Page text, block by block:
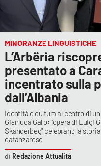
MINORANZE LINGUISTICHE
L’Arbëria
presentato a
incentrato sulla
dall’Albania
Identità e cultura al centro di
Gianluca Gallo: l’opera di Luigi
Skanderbeg" celebrano la
catanzarese
Redazione Attualità